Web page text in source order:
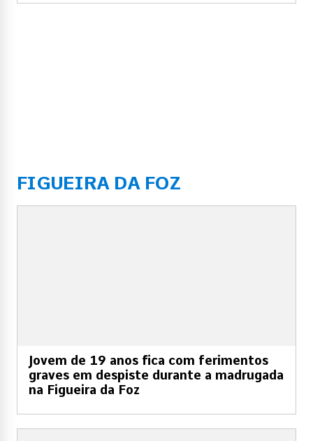
FIGUEIRA DA FOZ
Jovem de 19 anos fica com ferimentos
graves em despiste durante a madrugada
na Figueira da Foz